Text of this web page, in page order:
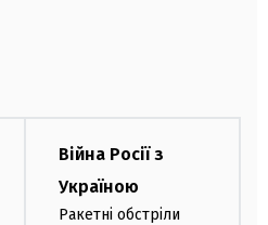
Війна Росії з
Україною
Ракетні обстріли